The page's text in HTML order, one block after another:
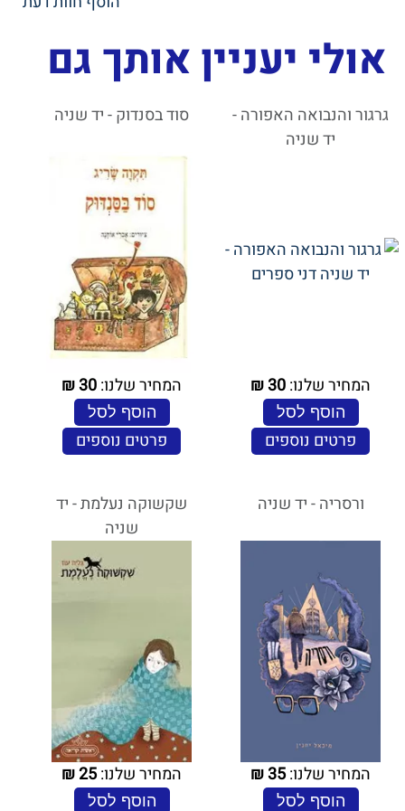
אולי יעניין אותך גם
גרגור והנבואה האפורה -
יד שניה
המחיר שלנו:30
₪
הוסף לסל
פרטים נוספים
סוד בסנדוק - יד שניה
המחיר שלנו:30
₪
הוסף לסל
פרטים נוספים
ורסריה - יד שניה
המחיר שלנו:35
₪
הוסף לסל
שקשוקה נעלמת - יד
שניה
המחיר שלנו:25
₪
הוסף לסל